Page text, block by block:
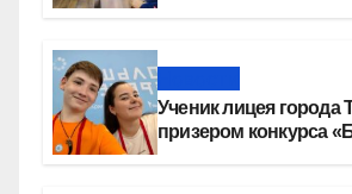
Ученик лицея города
призером конкурса